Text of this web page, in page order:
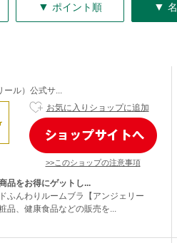
▼ ポイント順 ▼
ル）公式サ...
お気に入りショップに追加
>>このショップの注意事項
品をお得にゲットし...
ふんわりルームブラ【アンジェリー
品、健康食品などの販売を...